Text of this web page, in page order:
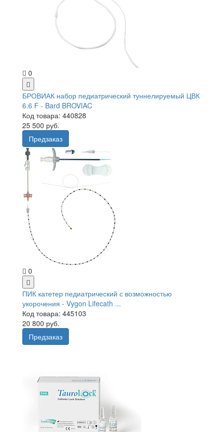
0
БРОВИАК набор педиатрический туннелируемый ЦВК
6.6 F - Bard BROVIAC
Код товара: 440828
25 500 руб.
Предзаказ
0
ПИК катетер педиатрический с возможностью
укорочения - Vygon Lifecath ...
Код товара: 445103
20 800 руб.
Предзаказ